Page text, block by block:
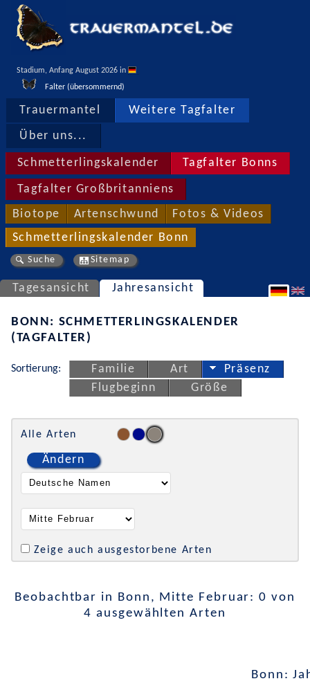
Stadium, Anfang August 2026 in
Falter (übersommernd)
Trauermantel Weitere Tagfalter
Über uns...
Schmetterlingskalender Tagfalter Bonns
Tagfalter Großbritanniens
Biotope Artenschwund Fotos & Videos
Schmetterlingskalender Bonn
Suche Sitemap
Tagesansicht Jahresansicht
BONN: SCHMETTERLINGSKALENDER
(TAGFALTER)
Sortierung: Familie Art
Präsenz
Flugbeginn
Größe
Alle Arten
Ändern
Zeige auch ausgestorbene Arten
Beobachtbar in Bonn, Mitte Februar: 0 von
4 ausgewählten Arten
Bonn: